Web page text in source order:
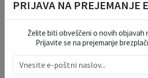
PGD PŠATA DRAGOMELJ
GASILSKO VOZILO GVM-1
21.07.2026
PRIJAVA NA PREJEMANJE
Želite biti obveščeni o novih objavah
Prijavite se na prejemanje